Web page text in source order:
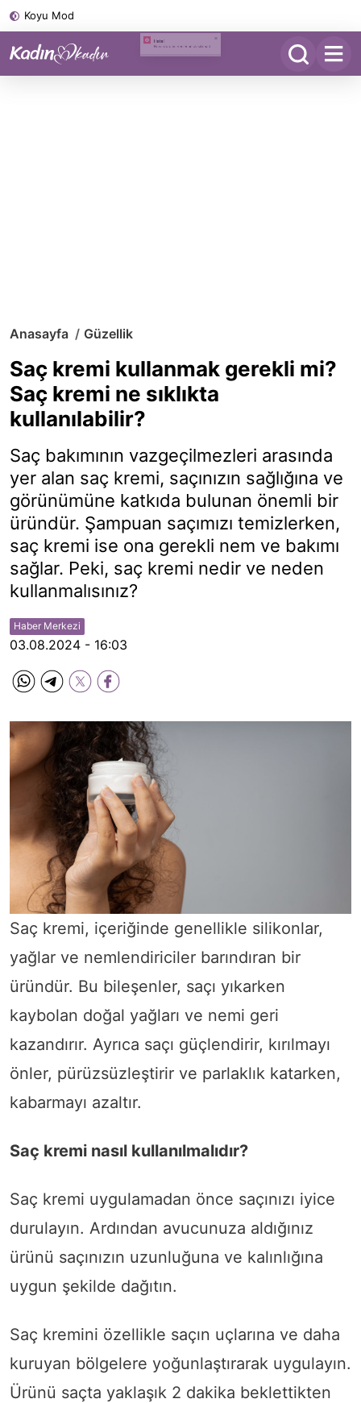
Koyu Mod
Anasayfa Güzellik
Saç kremi kullanmak gerekli mi?
Saç kremi ne sıklıkta
kullanılabilir?
Saç bakımının vazgeçilmezleri arasında
yer alan saç kremi, saçınızın sağlığına ve
görünümüne katkıda bulunan önemli bir
üründür. Şampuan saçımızı temizlerken,
saç kremi ise ona gerekli nem ve bakımı
sağlar. Peki, saç kremi nedir ve neden
kullanmalısınız?
Haber Merkezi
03.08.2024 - 16:03
Saç kremi, içeriğinde genellikle silikonlar,
yağlar ve nemlendiriciler barındıran bir
üründür. Bu bileşenler, saçı yıkarken
kaybolan doğal yağları ve nemi geri
kazandırır. Ayrıca saçı güçlendirir, kırılmayı
önler, pürüzsüzleştirir ve parlaklık katarken,
kabarmayı azaltır.
Saç kremi nasıl kullanılmalıdır?
Saç kremi uygulamadan önce saçınızı iyice
durulayın. Ardından avucunuza aldığınız
ürünü saçınızın uzunluğuna ve kalınlığına
uygun şekilde dağıtın.
Saç kremini özellikle saçın uçlarına ve daha
kuruyan bölgelere yoğunlaştırarak uygulayın.
Ürünü saçta yaklaşık 2 dakika beklettikten